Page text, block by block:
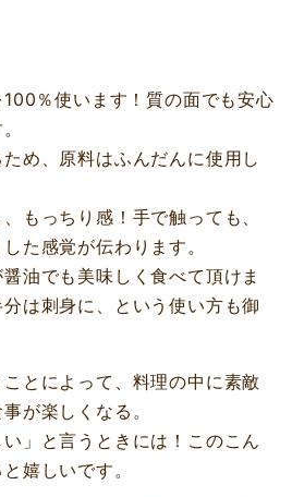
％使います！質の面でも安心
め、原料はふんだんに使用し
もっちり感！手で触っても、
た感覚が伝わります。
油でも美味しく食べて頂けま
は刺身に、という使い方も御
とによって、料理の中に素敵
が楽しくなる。
い」と言うときには！このこん
嬉しいです。